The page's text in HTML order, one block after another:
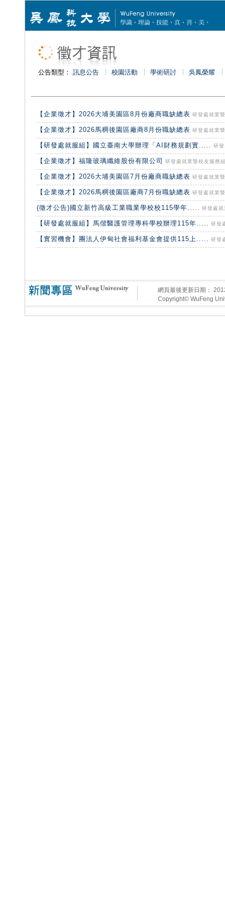
公告類型： 訊息公告 校園活動 學術研討 吳鳳榮耀
【企業徵才】2026大埔美園區8月份廠商職缺總表 研發處就業
【企業徵才】2026馬稠後園區廠商8月份職缺總表 研發處就業
【研發處就服組】國立臺南大學辦理「AI財務規劃實..... 研
【企業徵才】福隆玻璃纖維股份有限公司 研發處就業暨校友服務
【企業徵才】2026大埔美園區7月份廠商職缺總表 研發處就業
【企業徵才】2026馬稠後園區廠商7月份職缺總表 研發處就業
(徵才公告)國立新竹高級工業職業學校校115學年..... 研發處
【研發處就服組】馬偕醫護管理專科學校辦理115年..... 研發
【實習機會】團法人伊甸社會福利基金會提供115上..... 研發
網頁最後更新日期：
Copyright© WuFeng